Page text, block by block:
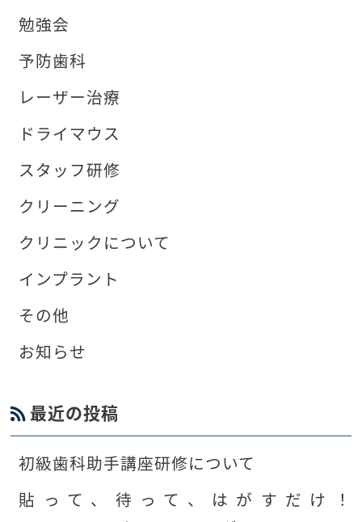
勉強会
予防歯科
レーザー治療
ドライマウス
スタッフ研修
クリーニング
クリニックについて
インプラント
その他
お知らせ
最近の投稿
初級歯科助手講座研修について
貼って、待って、はがすだけ！